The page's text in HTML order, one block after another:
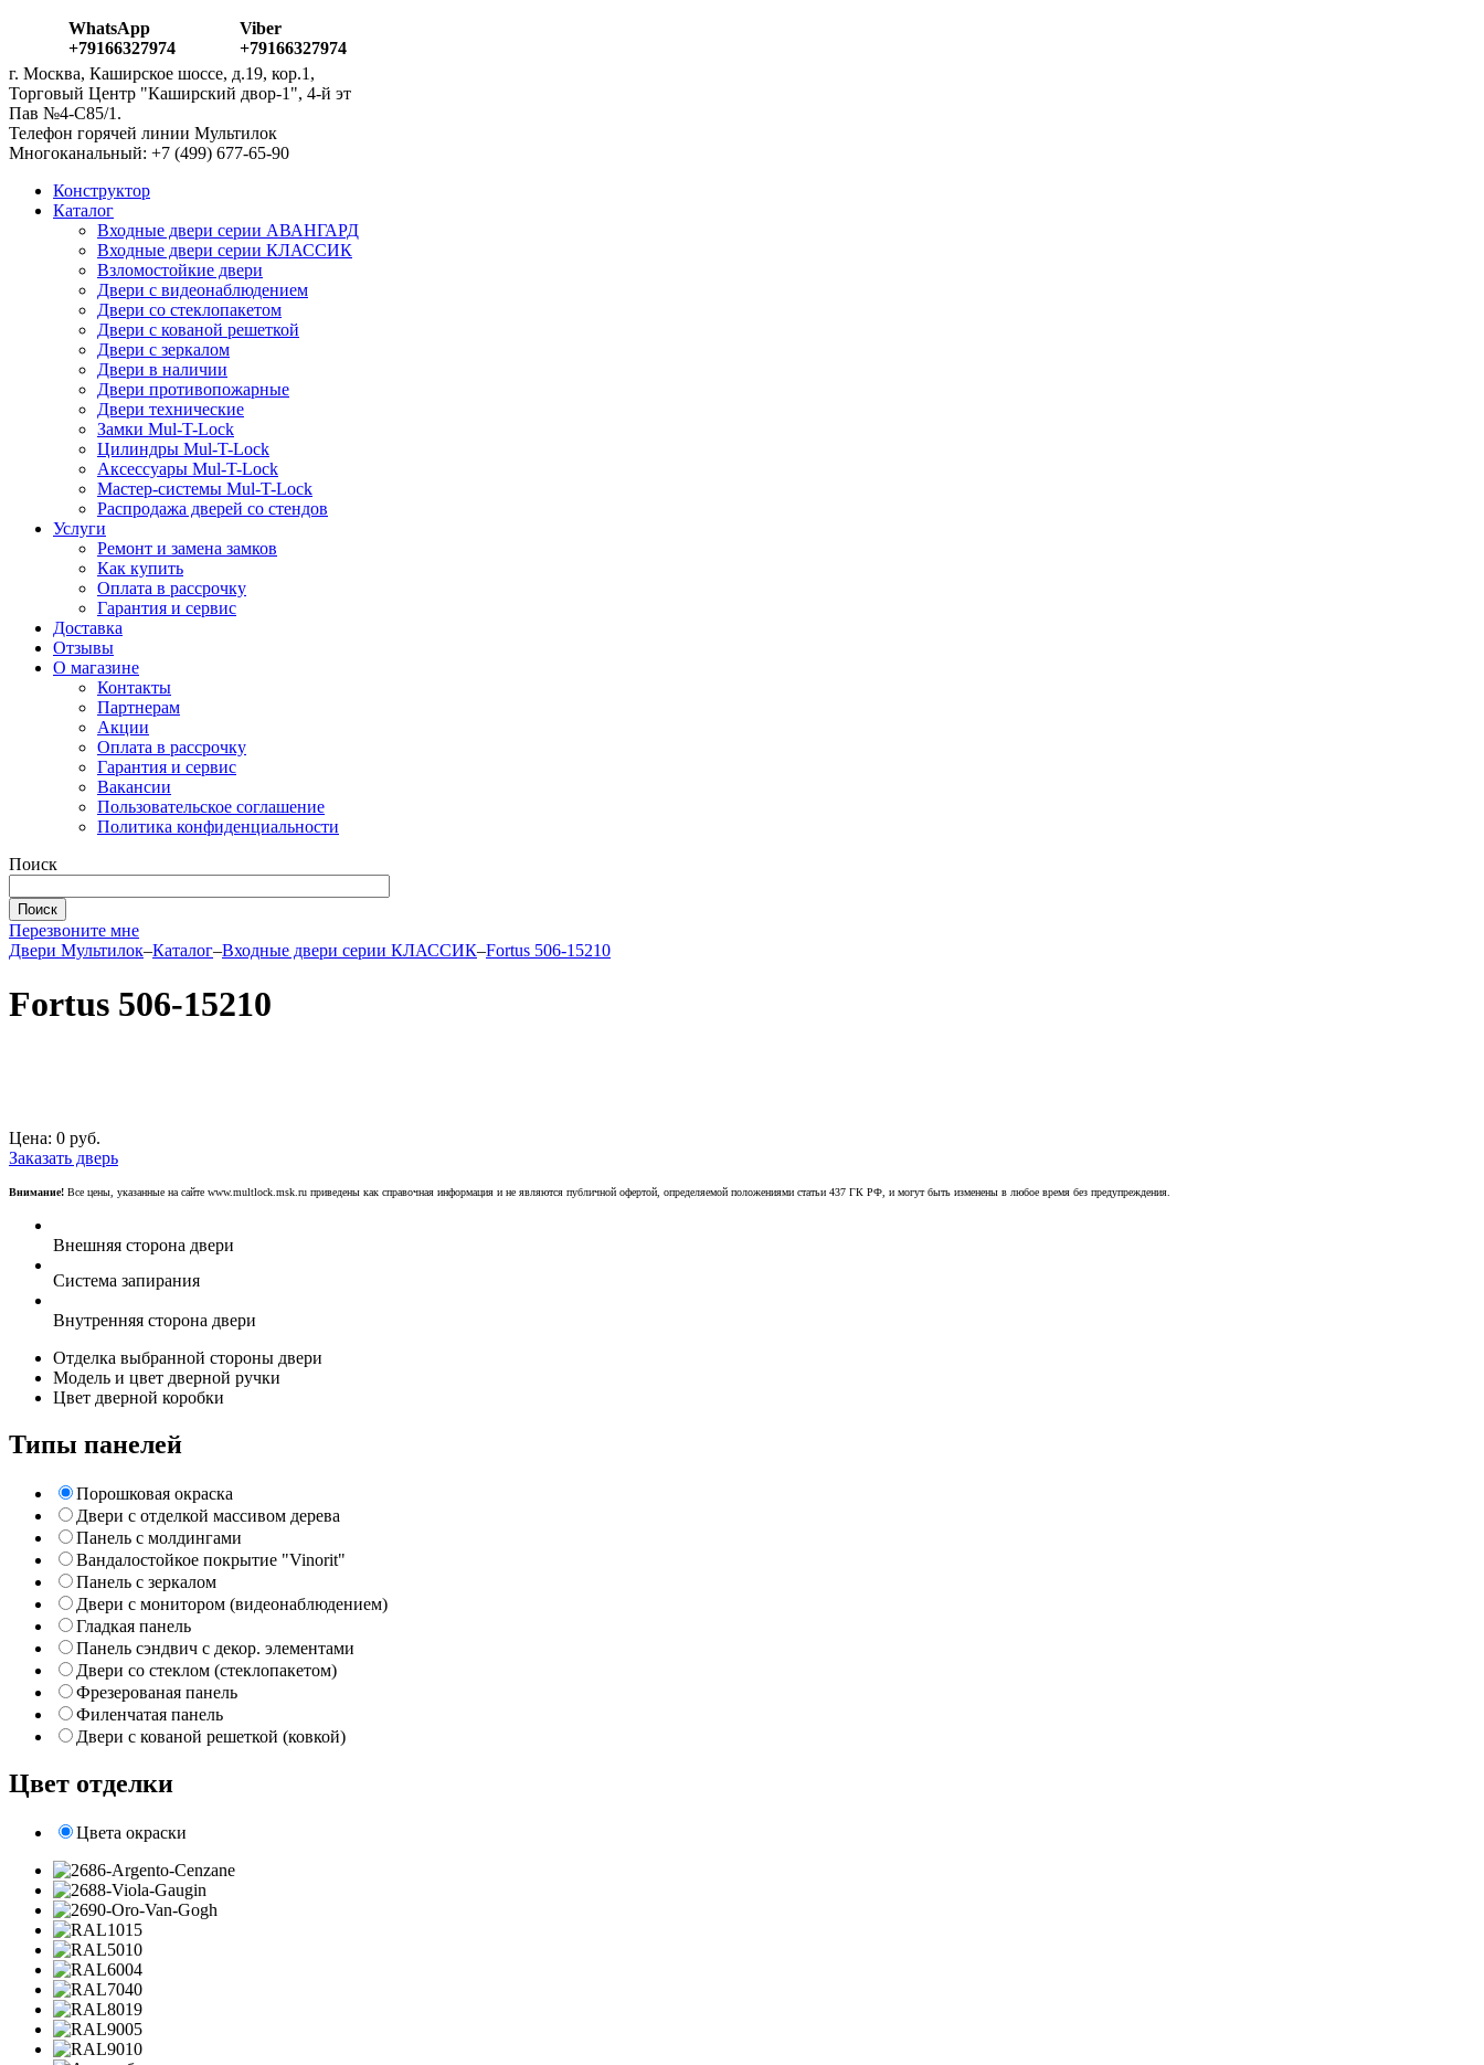
WhatsApp
+79166327974
Viber
+79166327974
г. Москва, Каширское шоссе, д.19, кор.1,
Торговый Центр "Каширский двор-1", 4-й эт
Пав №4-С85/1.
Телефон горячей линии Мультилок
Многоканальный: ‎+7 (499) 677-65-90
Конструктор
Каталог
Входные двери серии АВАНГАРД
Входные двери серии КЛАССИК
Взломостойкие двери
Двери с видеонаблюдением
Двери со стеклопакетом
Двери с кованой решеткой
Двери с зеркалом
Двери в наличии
Двери противопожарные
Двери технические
Замки Mul-T-Lock
Цилиндры Mul-T-Lock
Аксессуары Mul-T-Lock
Мастер-системы Mul-T-Lock
Распродажа дверей со стендов
Услуги
Ремонт и замена замков
Как купить
Оплата в рассрочку
Гарантия и сервис
Доставка
Отзывы
О магазине
Контакты
Партнерам
Акции
Оплата в рассрочку
Гарантия и сервис
Вакансии
Пользовательское соглашение
Политика конфиденциальности
Поиск
Перезвоните мне
Двери Мультилок–Каталог–Входные двери серии КЛАССИК–Fortus 506-15210
Fortus 506-15210
Цена: 0 руб.
Заказать дверь
Внимание! Все цены, указанные на сайте www.multlock.msk.ru приведены как справочная информация и не являются публичной офертой, определяемой положениями статьи 437 ГК РФ, и могут быть изменены в любое время без предупреждения.
Внешняя сторона двери
Система запирания
Внутренняя сторона двери
Отделка выбранной стороны двери
Модель и цвет дверной ручки
Цвет дверной коробки
Типы панелей
Порошковая окраска
Двери с отделкой массивом дерева
Панель с молдингами
Вандалостойкое покрытие "Vinorit"
Панель с зеркалом
Двери с монитором (видеонаблюдением)
Гладкая панель
Панель сэндвич с декор. элементами
Двери со стеклом (стеклопакетом)
Фрезерованая панель
Филенчатая панель
Двери с кованой решеткой (ковкой)
Цвет отделки
Цвета окраски